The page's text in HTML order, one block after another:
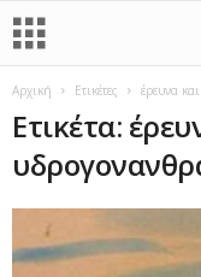
Αρχική Ετικέτες έρευνα
Ετικέτα: